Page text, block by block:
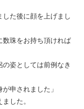
た後に顔を上げまし
数珠をお持ち頂ければ
の姿としては前例なき
申されました」
した。